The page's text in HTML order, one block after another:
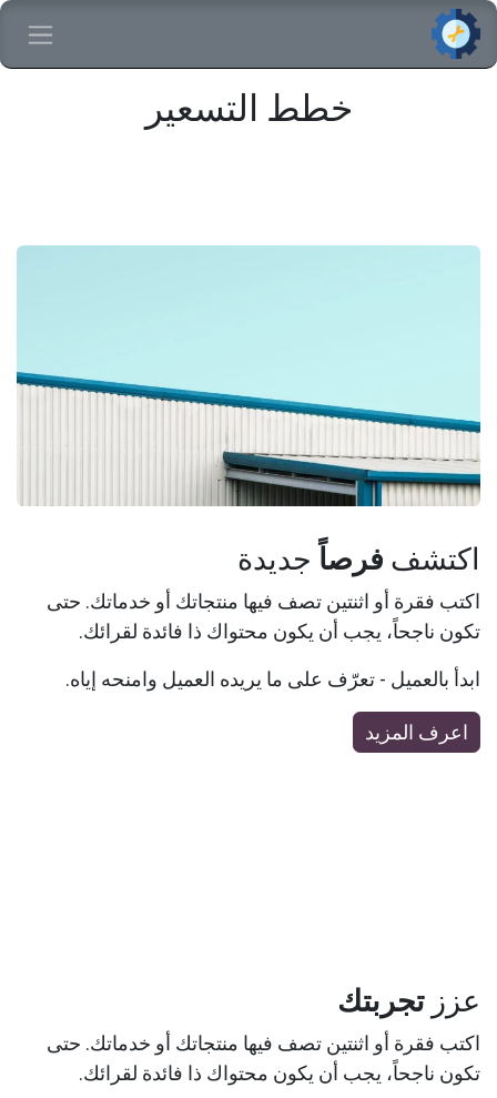
تخطي للذهاب إلى المحتوى
خطط التسعير
اكتشف فرصاً جديدة
اكتب فقرة أو اثنتين تصف فيها منتجاتك أو خدماتك. حتى
تكون ناجحاً، يجب أن يكون محتواك ذا فائدة لقرائك.
ابدأ بالعميل - تعرّف على ما يريده العميل وامنحه إياه.
اعرف المزيد
عزز تجربتك
اكتب فقرة أو اثنتين تصف فيها منتجاتك أو خدماتك. حتى
تكون ناجحاً، يجب أن يكون محتواك ذا فائدة لقرائك.